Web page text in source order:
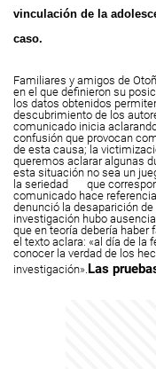
vinculación de la
caso.
Familiares y amigos de
en el que definieron su
los datos obtenidos
descubrimiento de los
comunicado inicia
confusión que provocan
de esta causa; la
queremos aclarar algunas
esta situación no sea un
la seriedad que
comunicado hace
denunció la desaparición de
investigación hubo
que en teoría debería haber
el texto aclara: «al día de la
conocer la verdad de los
investigación».Las